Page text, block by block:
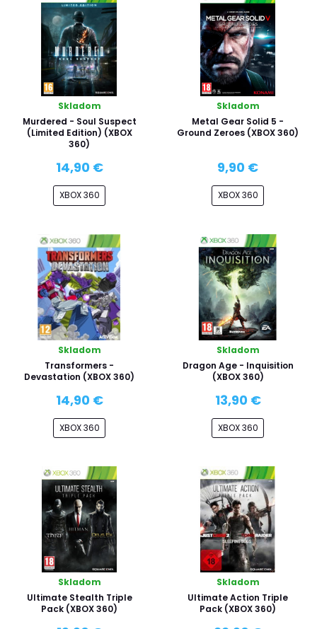
Skladom
Murdered - Soul Suspect
(Limited Edition) (XBOX
360)
14,90 €
XBOX 360
Skladom
Metal Gear Solid 5 -
Ground Zeroes (XBOX 360)
9,90 €
XBOX 360
Skladom
Transformers -
Devastation (XBOX 360)
14,90 €
XBOX 360
Skladom
Dragon Age - Inquisition
(XBOX 360)
13,90 €
XBOX 360
Skladom
Ultimate Stealth Triple
Pack (XBOX 360)
Skladom
Ultimate Action Triple
Pack (XBOX 360)